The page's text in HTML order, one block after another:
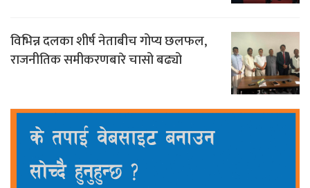
विभिन्न दलका शीर्ष नेताबीच गोप्य छलफल,
राजनीतिक समीकरणबारे चासो बढ्यो